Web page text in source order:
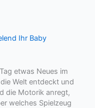
Ihr Baby
etwas Neues im
Welt entdeckt und
die Motorik anregt,
welches Spielzeug